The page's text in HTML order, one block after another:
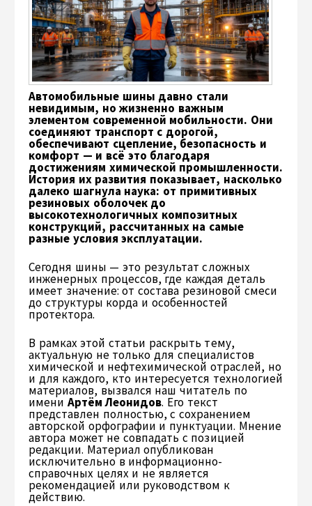
Автомобильные шины давно стали
невидимым, но жизненно важным
элементом современной мобильности. Они
соединяют транспорт с дорогой,
обеспечивают сцепление, безопасность и
комфорт — и всё это благодаря
достижениям химической промышленности.
История их развития показывает, насколько
далеко шагнула наука: от примитивных
резиновых оболочек до
высокотехнологичных композитных
конструкций, рассчитанных на самые
разные условия эксплуатации.
Сегодня шины — это результат сложных
инженерных процессов, где каждая деталь
имеет значение: от состава резиновой смеси
до структуры корда и особенностей
протектора.
В рамках этой статьи раскрыть тему,
актуальную не только для специалистов
химической и нефтехимической отраслей, но
и для каждого, кто интересуется технологией
материалов, вызвался наш читатель по
имени Артём Леонидов. Его текст
представлен полностью, с сохранением
авторской орфографии и пунктуации. Мнение
автора может не совпадать с позицией
редакции. Материал опубликован
исключительно в информационно-
справочных целях и не является
рекомендацией или руководством к
действию.